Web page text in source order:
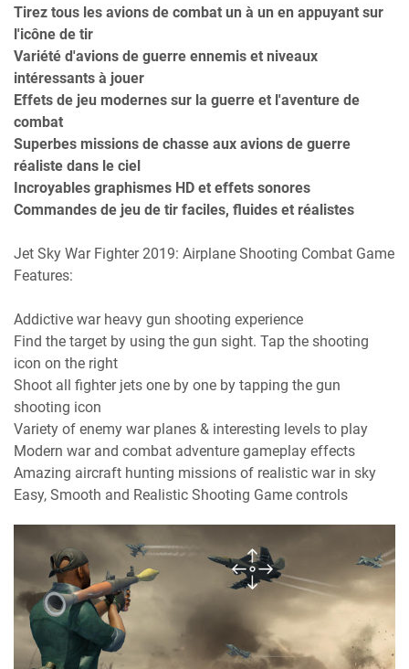
Tirez tous les avions de combat un à un en appuyant sur
l'icône de tir
Variété d'avions de guerre ennemis et niveaux
intéressants à jouer
Effets de jeu modernes sur la guerre et l'aventure de
combat
Superbes missions de chasse aux avions de guerre
réaliste dans le ciel
Incroyables graphismes HD et effets sonores
Commandes de jeu de tir faciles, fluides et réalistes
Jet Sky War Fighter 2019: Airplane Shooting Combat Game
Features:
Addictive war heavy gun shooting experience
Find the target by using the gun sight. Tap the shooting
icon on the right
Shoot all fighter jets one by one by tapping the gun
shooting icon
Variety of enemy war planes & interesting levels to play
Modern war and combat adventure gameplay effects
Amazing aircraft hunting missions of realistic war in sky
Easy, Smooth and Realistic Shooting Game controls